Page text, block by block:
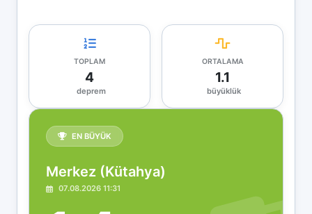
TOPLAM
4
deprem
ORTALAMA
1.1
büyüklük
EN BÜYÜK
Merkez (Kütahya)
07.08.2026 11:31